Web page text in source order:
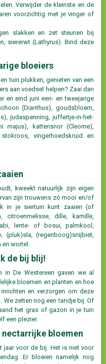
Verwijder de kleinste en de
voorzichtig met je vinger of
slakken en zet steunen bij
siererwt (Lathyrus). Bind deze
bloeiers
tuin plukken, genieten van een
aan voedsel helpen? Zaai dan
en eind juni een- en tweejarige
(Dianthus), goudsbloem,
judaspenning, juffertje-in-het-
majus), kattensnor (Cleome),
vingerhoedskruid en
kweekt natuurlijk zijn eigen
zijn trouwens zó mooi en/of
in je siertuin kunt zaaien (of
citroenmelisse, dille, kamille,
lente- of bosui, palmkool,
(pluk)sla, (regenboog)snijbiet,
en wortel.
de bij blij!
in De Westereen gaven we al
bloemen en planten en hoe
en verzorgen om deze
We zetten nog een tandje bij. Of
het gras of gazon in je tuin
een plezier.
nectarrijke bloemen
jaar voor de bij. Het is niet voor
Er bloeien namelijk nog